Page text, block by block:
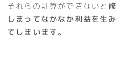
それらの計算ができないと
しまってなかなか利益を生
てしまいます。